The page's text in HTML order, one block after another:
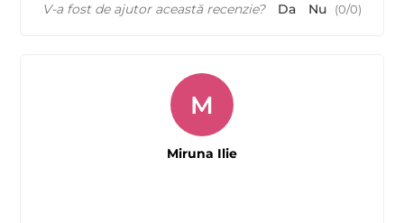
V-a fost de ajutor această recenzie? Da Nu (0/0)
M
Miruna Ilie